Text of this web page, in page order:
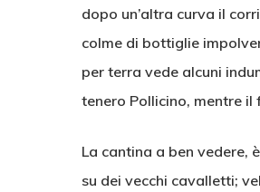
dopo un’altra curva il
colme di bottiglie
per terra vede alcuni
tenero Pollicino, mentre il
La cantina a ben vedere,
su dei vecchi cavalletti;